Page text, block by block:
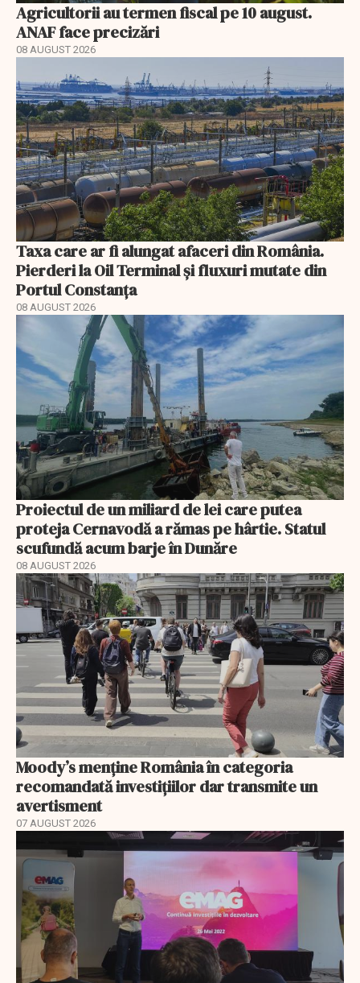
Agricultorii au termen fiscal pe 10 august.
ANAF face precizări
08 AUGUST 2026
Taxa care ar fi alungat afaceri din România.
Pierderi la Oil Terminal și fluxuri mutate din
Portul Constanța
08 AUGUST 2026
Proiectul de un miliard de lei care putea
proteja Cernavodă a rămas pe hârtie. Statul
scufundă acum barje în Dunăre
08 AUGUST 2026
Moody’s menține România în categoria
recomandată investițiilor dar transmite un
avertisment
07 AUGUST 2026